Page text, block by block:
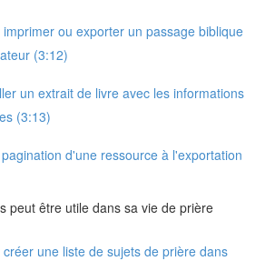
ou exporter un passage biblique
(3:12)
un extrait de livre avec les informations
(3:13)
d'une ressource à l'exportation
peut être utile dans sa vie de prière
une liste de sujets de prière dans